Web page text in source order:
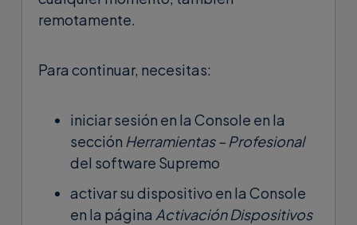
remotamente.
Para continuar, necesitas:
iniciar sesión en la Console en la
sección Herramientas – Profesional
del software Supremo
activar su dispositivo en la Console
en la página Activación Dispositivos